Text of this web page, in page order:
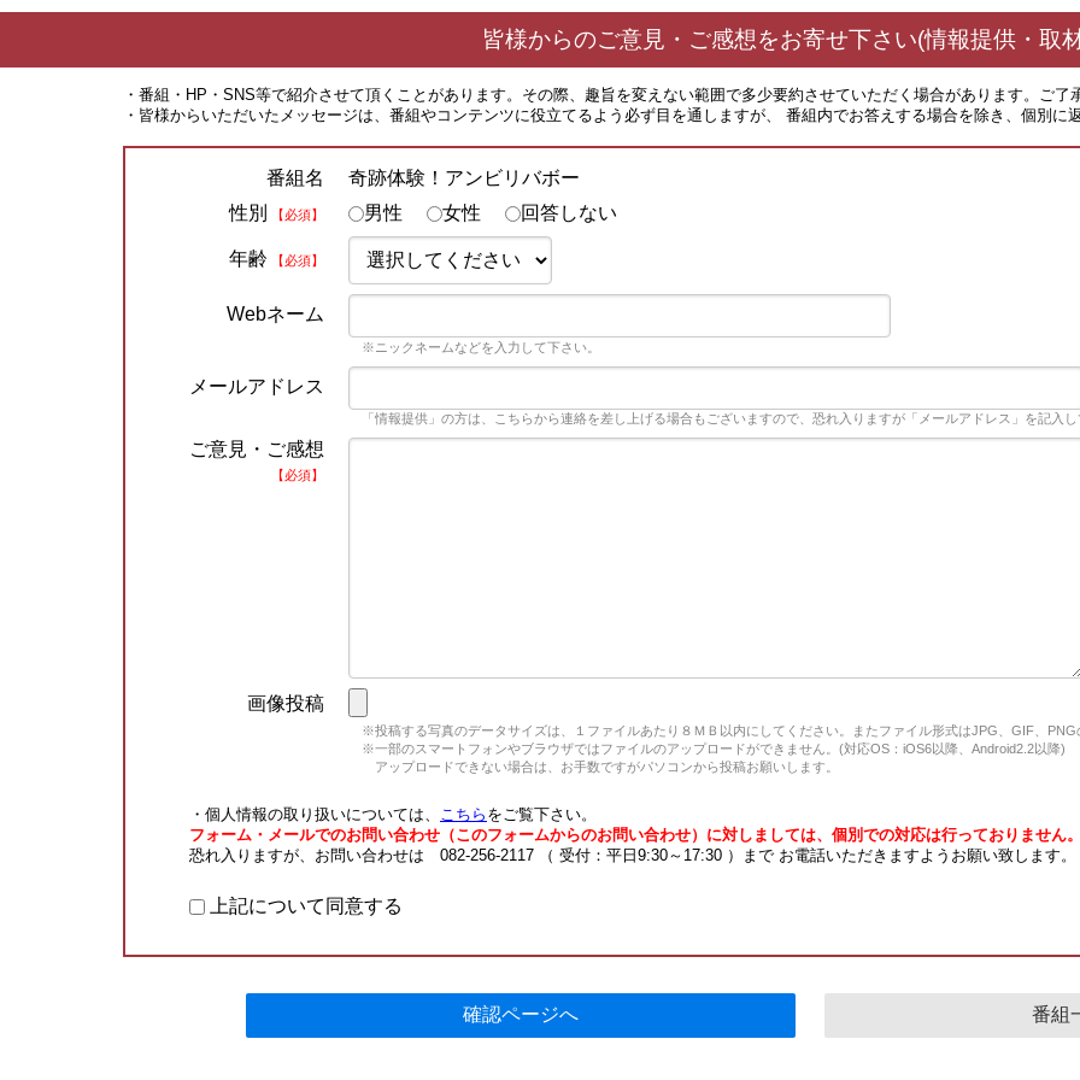
皆様からのご意見・ご感想をお寄せ下さい(情報提供・取
・番組・HP・SNS等で紹介させて頂くことがあります。その際、趣旨を変えない範囲で多少要約させていただく場合があります。ご了
・皆様からいただいたメッセージは、番組やコンテンツに役立てるよう必ず目を通しますが、 番組内でお答えする場合を除き、個別に
番組名
奇跡体験！アンビリバボー
性別
【必須】 男性 女性 回答しない
年齢 【必須】
Webネーム
※ニックネームなどを入力して下さい。
メールアドレス
「情報提供」の方は、こちらから連絡を差し上げる場合もございますので、恐れ入りますが「メールアドレス」を記入
ご意見・ご感想
【必須】
画像投稿
※投稿する写真のデータサイズは、１ファイルあたり８ＭＢ以内にしてください。またファイル形式はJPG、GIF、
※一部のスマートフォンやブラウザではファイルのアップロードができません。(対応OS：iOS6以降、Android2.2以降)
アップロードできない場合は、お手数ですがパソコンから投稿お願いします。
・個人情報の取り扱いについては、 こちら をご覧下さい。
フォーム・メールでのお問い合わせ（このフォームからのお問い合わせ）に対しましては、個別での対応は行っておりません
恐れ入りますが、お問い合わせは 082-256-2117 （ 受付：平日9:30～17:30 ）まで お電話いただきますようお願い致します。
上記について同意する
確認ページへ 番組